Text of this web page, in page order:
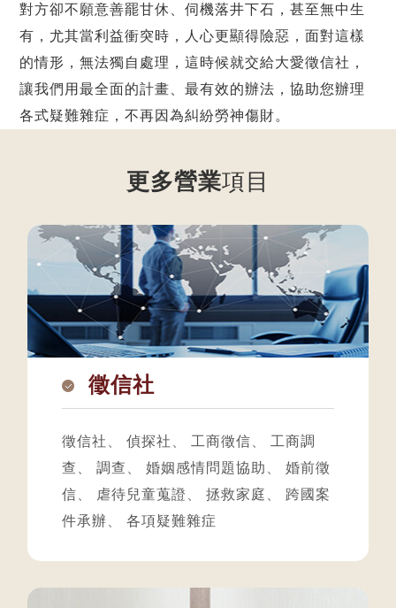
對方卻不願意善罷甘休、伺機落井下石，甚至無中生
有，尤其當利益衝突時，人心更顯得險惡，面對這樣
的情形，無法獨自處理，這時候就交給大愛徵信社，
讓我們用最全面的計畫、最有效的辦法，協助您辦理
各式疑難雜症，不再因為糾紛勞神傷財。
更多營業項目
徵信社
徵信社 偵探社 工商徵信
工商調
查
調查 婚姻感情問題協助
婚前徵
信
虐待兒童蒐證 拯救家庭
跨國案
件承辦
各項疑難雜症